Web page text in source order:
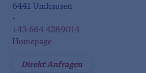
6441 Umhausen
-
+43 664 4289014
Homepage
Direkt Anfragen